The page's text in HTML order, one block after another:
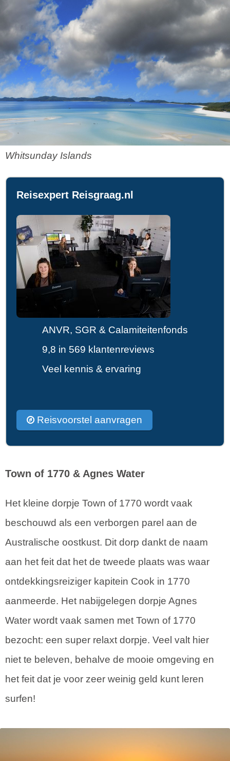
Whitsunday Islands
Reisexpert Reisgraag.nl
ANVR, SGR & Calamiteitenfonds
9,8 in 569 klantenreviews
Veel kennis & ervaring
Reisvoorstel aanvragen
Town of 1770 & Agnes Water
Het kleine dorpje Town of 1770 wordt vaak
beschouwd als een verborgen parel aan de
Australische oostkust. Dit dorp dankt de naam
aan het feit dat het de tweede plaats was waar
ontdekkingsreiziger kapitein Cook in 1770
aanmeerde. Het nabijgelegen dorpje Agnes
Water wordt vaak samen met Town of 1770
bezocht: een super relaxt dorpje. Veel valt hier
niet te beleven, behalve de mooie omgeving en
het feit dat je voor zeer weinig geld kunt leren
surfen!